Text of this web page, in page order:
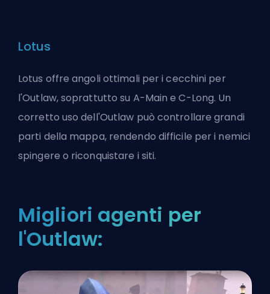
Lotus
Lotus offre angoli ottimali per i cecchini per
l'Outlaw, soprattutto su A-Main e C-Long. Un
corretto uso dell'Outlaw può controllare grandi
parti della mappa, rendendo difficile per i nemici
spingere o riconquistare i siti.
Migliori agenti per
l'Outlaw: